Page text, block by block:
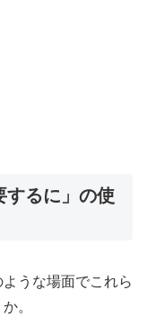
するに」の使
うな場面でこれら
。